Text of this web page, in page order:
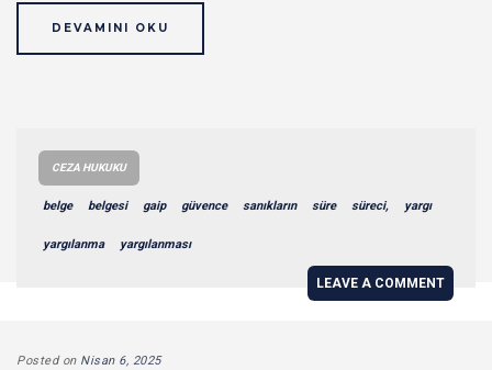
DEVAMINI OKU
CEZA HUKUKU
belge belgesi gaip güvence sanıkların süre süreci, yargı
yargılanma yargılanması
LEAVE A COMMENT
Posted on Nisan 6, 2025